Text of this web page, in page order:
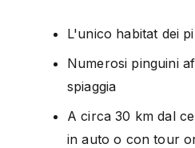
L'unico habitat dei
Numerosi pinguini
spiaggia
A circa 30 km dal
in auto o con tour